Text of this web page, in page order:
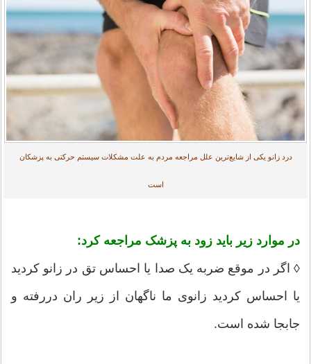
درد زانو یکی از شایع‌ترین علل مراجعه مردم به علت مشکلات سیستم حرکتی به پزشکان
است
در موارد زیر باید زود به پزشک مراجعه کرد:
◊ اگر در موقع ضربه یک صدا یا احساس تق در زانو کردید
یا احساس کردید زانوی ما ناگهان از زیر ران دررفته و
جابجا شده است.